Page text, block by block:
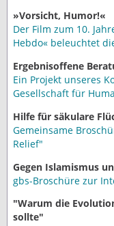
»Vorsicht, Humor!«
Der Film zum 10.
Hebdo« beleuchtet
Ergebnisoffene
Ein Projekt unseres
Gesellschaft für
Hilfe für säkulare
Gemeinsame
Relief"
Gegen Islamismus
gbs-Broschüre zur
"Warum die
sollte"